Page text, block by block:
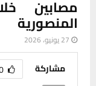
مصابين
المنصورية
27 يونيو، 2026
مشاركة